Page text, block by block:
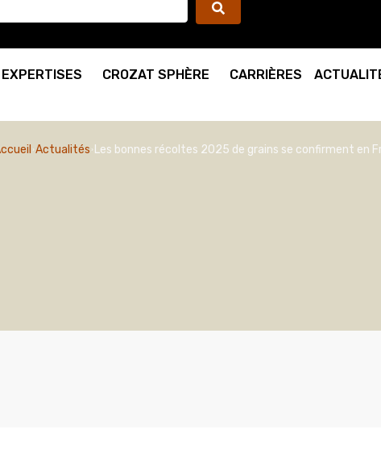
EXPERTISES CROZAT SPHÈRE CARRIÈRES
Actualités Les bonnes récoltes 2025 de grains se confirment en